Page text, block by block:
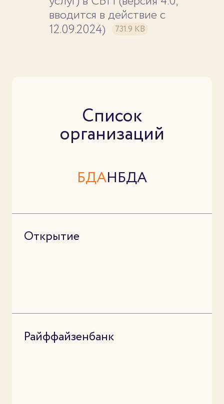
вводится в действие с
12.09.2024)
731.9 KB
Список
организаций
БДАНБДА
Открытие
Райффайзенбанк